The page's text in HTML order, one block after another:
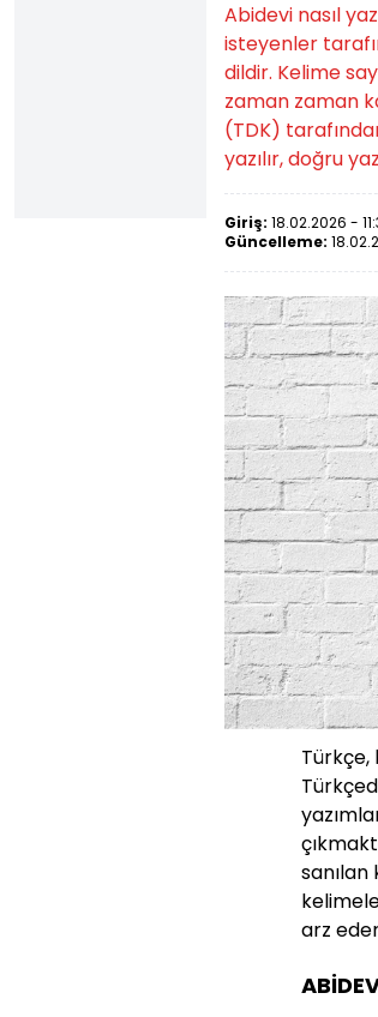
Abidevi nasıl
isteyenler
dildir. Kelime
zaman zaman
(TDK)
yazılır, doğru
Giriş: 18.02.2026 -
Güncelleme:
Türkçe,
arz